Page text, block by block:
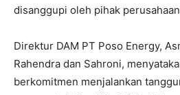
disanggupi oleh pihak
Direktur DAM PT Poso Energy,
Rahendra dan Sahroni,
berkomitmen menjalankan